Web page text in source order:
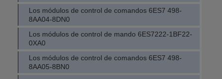
Los módulos de control de comandos 6ES7 498-
8AA04-8DN0
Los módulos de control de mando 6ES7222-1BF22-
0XA0
Los módulos de control de comandos 6ES7 498-
8AA05-8BN0